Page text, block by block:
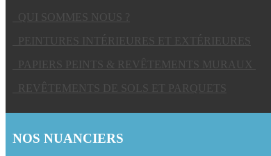
QUI SOMMES NOUS ?
PEINTURES INTÉRIEURES ET EXTÉRIEURES
PAPIERS PEINTS & REVÊTEMENTS MURAUX
REVÊTEMENTS DE SOLS ET PARQUETS
NOS NUANCIERS